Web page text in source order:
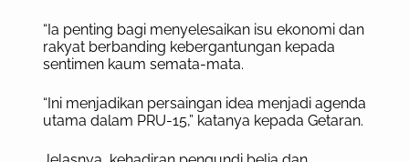
“Ia penting bagi menyelesaikan isu ekonomi dan
rakyat berbanding kebergantungan kepada
sentimen kaum semata-mata.
“Ini menjadikan persaingan idea menjadi agenda
utama dalam PRU-15,” katanya kepada Getaran.